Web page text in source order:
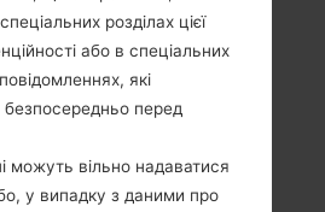
Порівняти
розділах цієї
або в спеціальних
які
перед
можуть вільно надаватися
у випадку з даними про